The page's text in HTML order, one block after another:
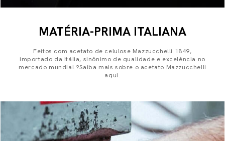
MATÉRIA-PRIMA ITALIANA
Feitos com acetato de celulose Mazzucchelli 1849,
importado da Itália, sinônimo de qualidade e excelência no
mercado mundial.?Saiba mais sobre o acetato Mazzucchelli
aqui.